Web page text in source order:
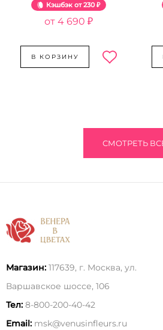
Кэшбэк 230 ₽
4 690 ₽
В КОРЗИНУ
СМОТРЕТЬ
Магазин: 117639, г. Москва, ул.
Варшавское шоссе, 106
Тел: 8-800-200-40-42
Email: msk@venusinfleurs.ru